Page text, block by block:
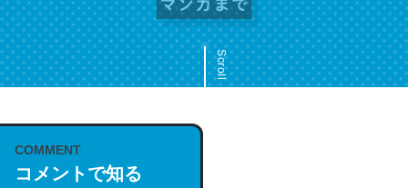
Scroll
COMMENT
コメントで知る
これは名文。彼はとてもクレバーなんだろうなと凄く思
う。英語少しでも読める人は原文もお勧め。自分はこの流